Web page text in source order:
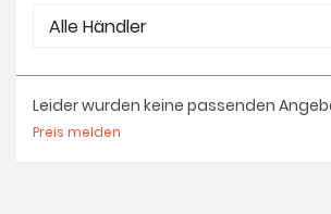
Leider wurden keine passenden
Preis melden